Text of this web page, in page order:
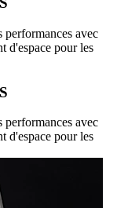
performances avec
d'espace pour les
performances avec
d'espace pour les